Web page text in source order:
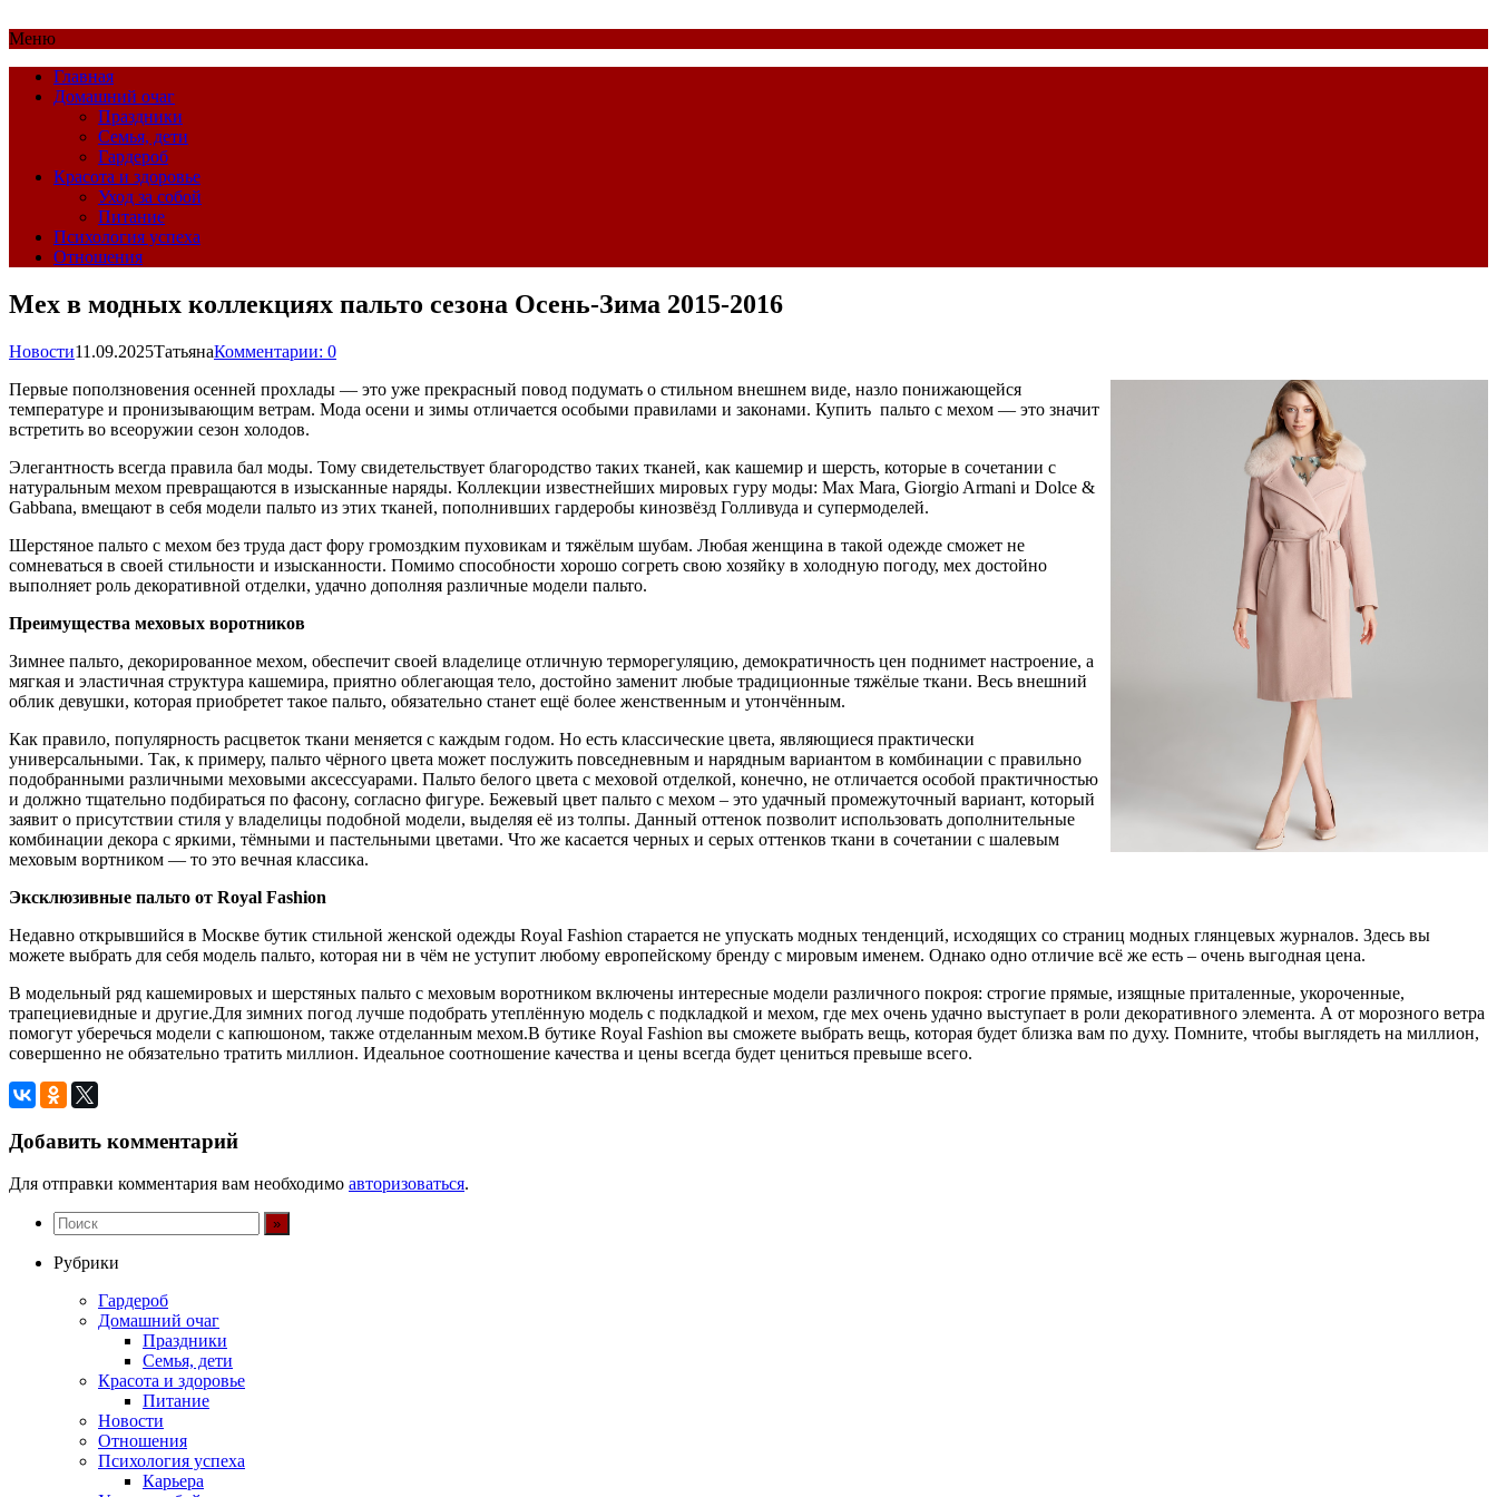
Меню
Главная
Домашний очаг
Праздники
Семья, дети
Гардероб
Красота и здоровье
Уход за собой
Питание
Психология успеха
Отношения
Мех в модных коллекциях пальто сезона Осень-Зима 2015-2016
Новости11.09.2025ТатьянаКомментарии: 0
Первые поползновения осенней прохлады — это уже прекрасный повод подумать о стильном внешнем виде, назло понижающейся
температуре и пронизывающим ветрам. Мода осени и зимы отличается особыми правилами и законами. Купить пальто с мехом — это значит
встретить во всеоружии сезон холодов.
Элегантность всегда правила бал моды. Тому свидетельствует благородство таких тканей, как кашемир и шерсть, которые в сочетании с
натуральным мехом превращаются в изысканные наряды. Коллекции известнейших мировых гуру моды: Max Mara, Giorgio Armani и Dolce &
Gabbana, вмещают в себя модели пальто из этих тканей, пополнивших гардеробы кинозвёзд Голливуда и супермоделей.
Шерстяное пальто с мехом без труда даст фору громоздким пуховикам и тяжёлым шубам. Любая женщина в такой одежде сможет не
сомневаться в своей стильности и изысканности. Помимо способности хорошо согреть свою хозяйку в холодную погоду, мех достойно
выполняет роль декоративной отделки, удачно дополняя различные модели пальто.
Преимущества меховых воротников
Зимнее пальто, декорированное мехом, обеспечит своей владелице отличную терморегуляцию, демократичность цен поднимет настроение, а
мягкая и эластичная структура кашемира, приятно облегающая тело, достойно заменит любые традиционные тяжёлые ткани. Весь внешний
облик девушки, которая приобретет такое пальто, обязательно станет ещё более женственным и утончённым.
Как правило, популярность расцветок ткани меняется с каждым годом. Но есть классические цвета, являющиеся практически
универсальными. Так, к примеру, пальто чёрного цвета может послужить повседневным и нарядным вариантом в комбинации с правильно
подобранными различными меховыми аксессуарами. Пальто белого цвета с меховой отделкой, конечно, не отличается особой практичностью
и должно тщательно подбираться по фасону, согласно фигуре. Бежевый цвет пальто с мехом – это удачный промежуточный вариант, который
заявит о присутствии стиля у владелицы подобной модели, выделяя её из толпы. Данный оттенок позволит использовать дополнительные
комбинации декора с яркими, тёмными и пастельными цветами. Что же касается черных и серых оттенков ткани в сочетании с шалевым
меховым вортником — то это вечная классика.
Эксклюзивные пальто от Royal Fashion
Недавно открывшийся в Москве бутик стильной женской одежды Royal Fashion старается не упускать модных тенденций, исходящих со страниц модных глянцевых журналов. Здесь вы
можете выбрать для себя модель пальто, которая ни в чём не уступит любому европейскому бренду с мировым именем. Однако одно отличие всё же есть – очень выгодная цена.
В модельный ряд кашемировых и шерстяных пальто с меховым воротником включены интересные модели различного покроя: строгие прямые, изящные приталенные, укороченные,
трапециевидные и другие.Для зимних погод лучше подобрать утеплённую модель с подкладкой и мехом, где мех очень удачно выступает в роли декоративного элемента. А от морозного ветра
помогут уберечься модели с капюшоном, также отделанным мехом.В бутике Royal Fashion вы сможете выбрать вещь, которая будет близка вам по духу. Помните, чтобы выглядеть на миллион,
совершенно не обязательно тратить миллион. Идеальное соотношение качества и цены всегда будет цениться превыше всего.
Добавить комментарий
Для отправки комментария вам необходимо авторизоваться.
Рубрики
Гардероб
Домашний очаг
Праздники
Семья, дети
Красота и здоровье
Питание
Новости
Отношения
Психология успеха
Карьера